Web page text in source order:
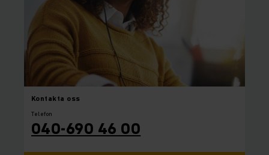
Kontakta oss
Telefon
040-690 46 00